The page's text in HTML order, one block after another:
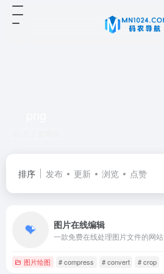
排序 发布 更新 浏览 点赞
图片在线编辑
一款免费在线处理图片文件的网站
图片绘图 # compress # convert # crop